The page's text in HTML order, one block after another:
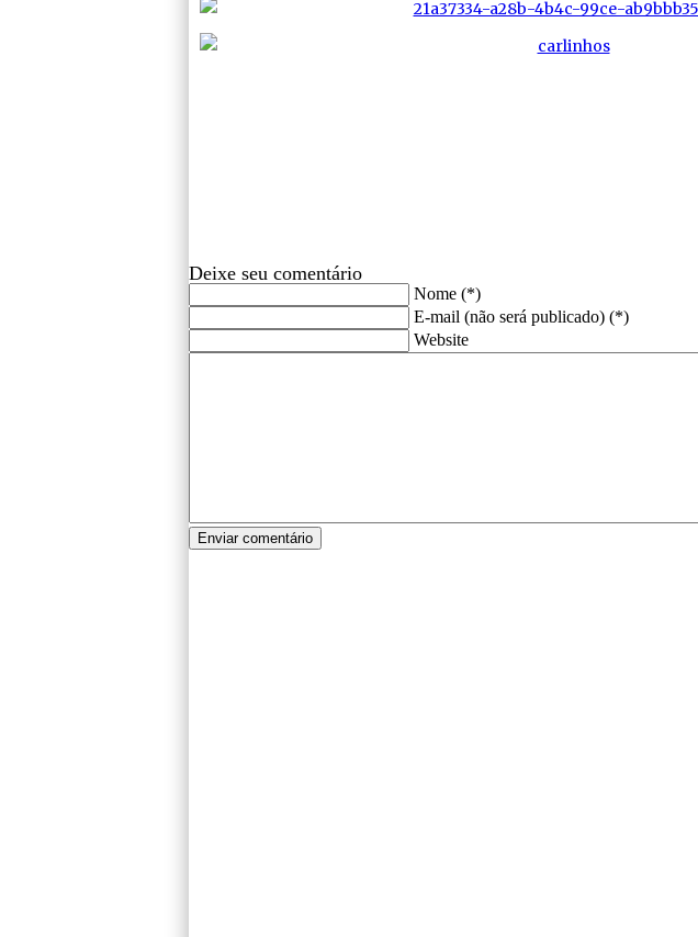
Deixe seu comentário
Nome (*)
E-mail (não será publicado) (*)
Website